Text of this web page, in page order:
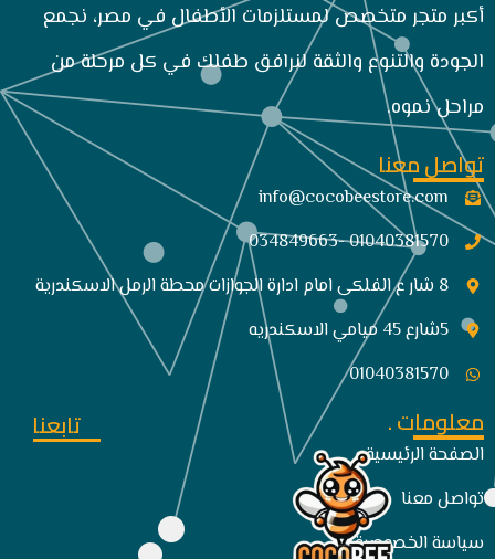
أكبر متجر متخصص لمستلزمات الأطفال في مصر، نجمع
الجودة والتنوع والثقة لنرافق طفلك في كل مرحلة من
مراحل نموه.
تواصل معنا
info@cocobeestore.com​
01040381570 -034849663
8 شار ع الفلكى امام ادارة الجوازات محطة الرمل الاسكندرية
5شارع 45 ميامي الاسكندريه
01040381570
معلومات .
الصفحة الرئيسية
تواصل معنا
سياسة الخصوصية
تابعنا